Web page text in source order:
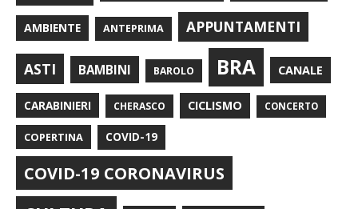
AMBIENTE ANTEPRIMA APPUNTAMENTI
ASTI BAMBINI BAROLO BRA CANALE
CARABINIERI CHERASCO CICLISMO CONCERTO
COPERTINA COVID-19
COVID-19 CORONAVIRUS